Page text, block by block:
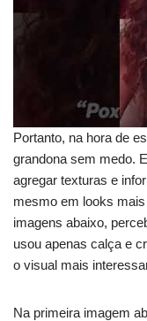
Portanto, na hora de
grandona sem medo.
agregar texturas e
mesmo em looks
imagens abaixo,
usou apenas calça e
o visual mais
Na primeira imagem